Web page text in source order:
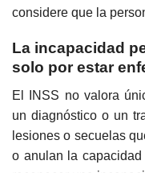
considere que la
La incapacidad
solo por estar
El INSS no valora
un diagnóstico o un
lesiones o secuelas
o anulan la